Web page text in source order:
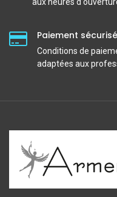
aux heures
Paiement sécurisé
Conditions de
adaptées aux